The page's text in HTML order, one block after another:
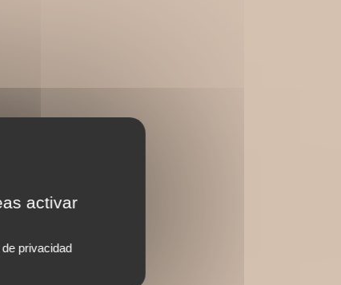
activar
privacidad